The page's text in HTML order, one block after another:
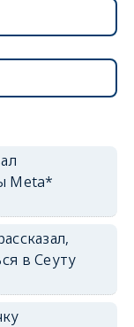
Meta*
в Сеуту